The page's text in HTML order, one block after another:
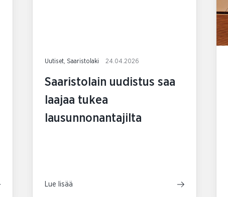
Uutiset, Saaristolaki 24.04.2026
Saaristolain uudistus saa
laajaa tukea
lausunnonantajilta
Lue lisää